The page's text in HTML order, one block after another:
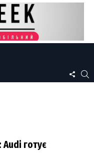
US
готує